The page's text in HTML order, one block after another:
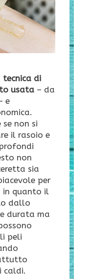
tecnica di
usata– da
e
non si
il rasoio e
non
sia
per
in quanto il
dallo
durata ma
peli
caldi.